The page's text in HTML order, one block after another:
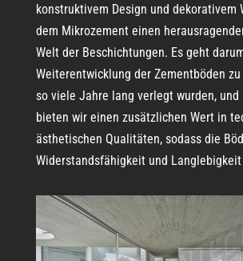
konstruktivem Design und dekorativem
dem Mikrozement einen
Welt der Beschichtungen. Es geht
Weiterentwicklung der Zementböden
so viele Jahre lang verlegt wurden, und
bieten wir einen zusätzlichen Wert in
ästhetischen Qualitäten, sodass die
Widerstandsfähigkeit und